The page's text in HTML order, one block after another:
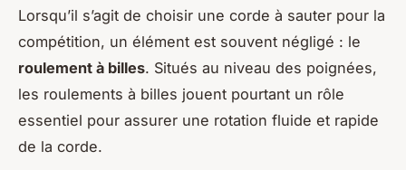
Lorsqu’il s’agit de choisir une corde à sauter pour la
compétition, un élément est souvent négligé : le
roulement à billes. Situés au niveau des poignées,
les roulements à billes jouent pourtant un rôle
essentiel pour assurer une rotation fluide et rapide
de la corde.